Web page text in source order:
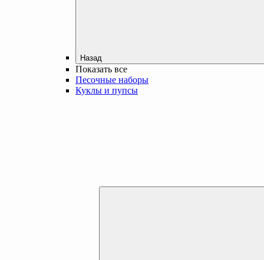
Назад
Показать все
Песочные наборы
Куклы и пупсы